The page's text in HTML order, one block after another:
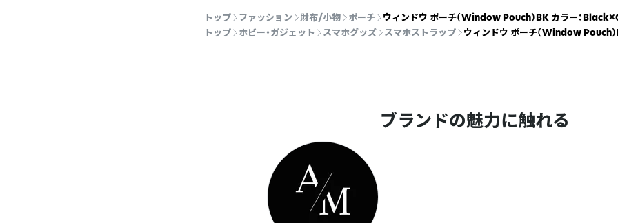
トップ ファッション 財布/小物 ポーチ
ウィンドウ ポーチ（Window Pouch）BK カラー：
トップ
ホビー・ガジェット スマホグッズ スマホストラップ ウィンドウ ポーチ（Window Pouch
ブランドの魅力に触れる